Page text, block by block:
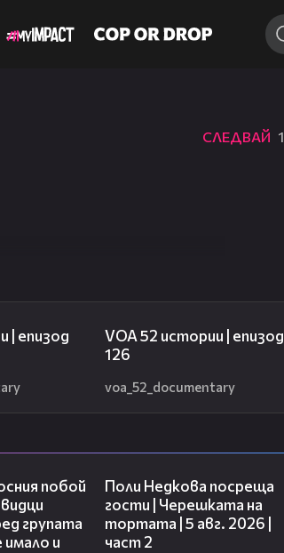
СЛЕДВАЙ 1
| епизод
VOA 52 истории | епизод
126
voa_52_documentary
побой
групата
и
Поли Недкова посреща
гости | Черешката на
тортата | 5 авг. 2026 |
част 2